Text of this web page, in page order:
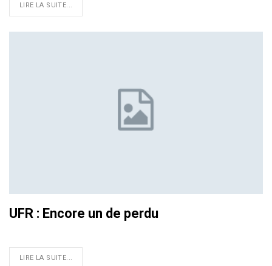
LIRE LA SUITE...
UFR : Encore un de perdu
LIRE LA SUITE...